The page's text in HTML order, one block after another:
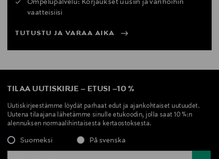
Ompelupalvelu: Korjaukset uusiin ja vanhoihin
vaatteisiisi
TUTUSTU JA VARAA AIKA
TILAA UUTISKIRJE – ETUSI –10 %
Uutiskirjeestämme löydät parhaat edut ja ajankohtaiset uutuudet.
Uutena tilaajana lähetämme sinulle etukoodin, jolla saat 10 %:n
alennuksen normaalihintaisesta kertaostoksesta.
Suomeksi På svenska